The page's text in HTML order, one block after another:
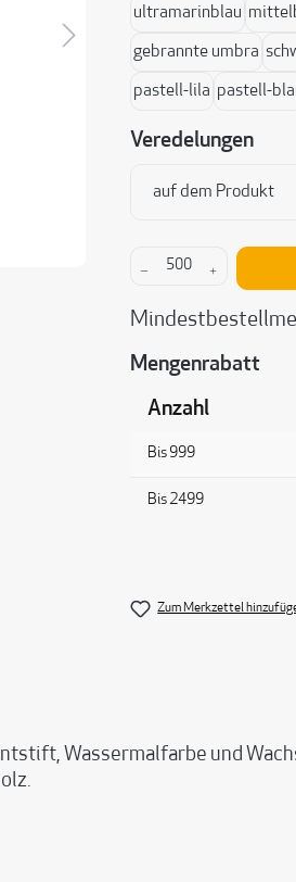
ultramarinblau
gebrannte umbra
pastell-lila pastell-
Veredelungen
auf dem Produkt
Produkt
Mengenrabatt
Anzahl
Bis 999
Bis2499
Zum Merkzettel
Wassermalfarbe und